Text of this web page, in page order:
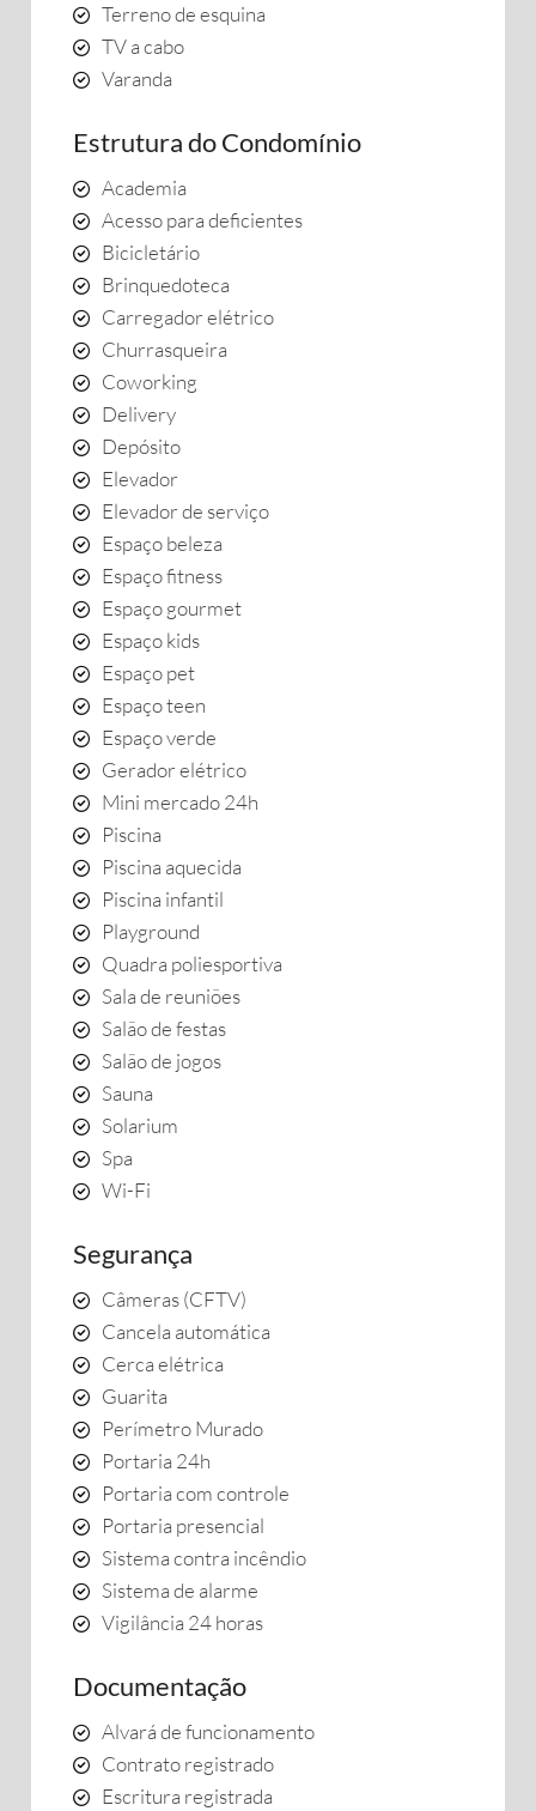
Terreno de esquina
TV a cabo
Varanda
Estrutura do Condomínio
Academia
Acesso para deficientes
Bicicletário
Brinquedoteca
Carregador elétrico
Churrasqueira
Coworking
Delivery
Depósito
Elevador
Elevador de serviço
Espaço beleza
Espaço fitness
Espaço gourmet
Espaço kids
Espaço pet
Espaço teen
Espaço verde
Gerador elétrico
Mini mercado 24h
Piscina
Piscina aquecida
Piscina infantil
Playground
Quadra poliesportiva
Sala de reuniões
Salão de festas
Salão de jogos
Sauna
Solarium
Spa
Wi-Fi
Segurança
Câmeras (CFTV)
Cancela automática
Cerca elétrica
Guarita
Perímetro Murado
Portaria 24h
Portaria com controle
Portaria presencial
Sistema contra incêndio
Sistema de alarme
Vigilância 24 horas
Documentação
Alvará de funcionamento
Contrato registrado
Escritura registrada